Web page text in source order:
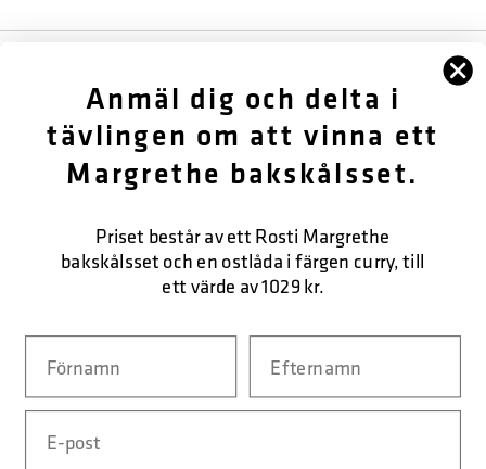
KUNDTJÄNST
Anmäl dig och delta i
tävlingen om att vinna ett
Margrethe bakskålsset.
Priset består av ett Rosti Margrethe
bakskålsset och en ostlåda i färgen curry, till
ett värde av 1029 kr.